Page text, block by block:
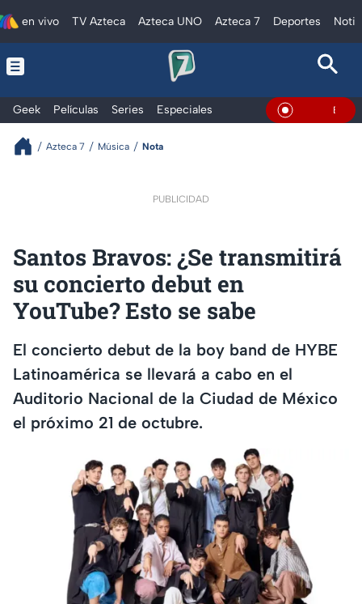
en vivo TV Azteca Azteca UNO Azteca 7 Deportes
Geek Películas Series Especiales En Vivo
Azteca 7 Música Nota
PUBLICIDAD
Santos Bravos: ¿Se transmitirá
su concierto debut en
YouTube? Esto se sabe
El concierto debut de la boy band de HYBE
Latinoamérica se llevará a cabo en el
Auditorio Nacional de la Ciudad de México
el próximo 21 de octubre.